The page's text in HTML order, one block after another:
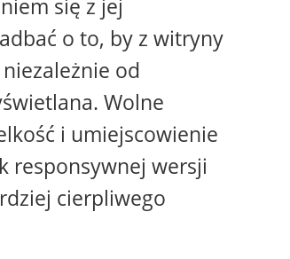
się z jej
o to, by z witryny
niezależnie od
Wolne
i umiejscowienie
responsywnej wersji
cierpliwego